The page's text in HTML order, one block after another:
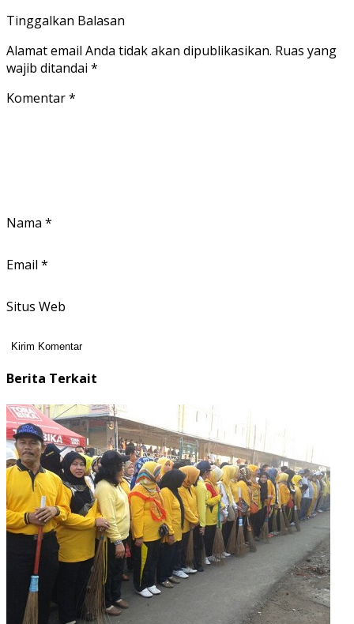
Tinggalkan Balasan
Alamat email Anda tidak akan dipublikasikan. Ruas yang
wajib ditandai *
Komentar*
Nama *
Email *
Situs Web
Berita Terkait